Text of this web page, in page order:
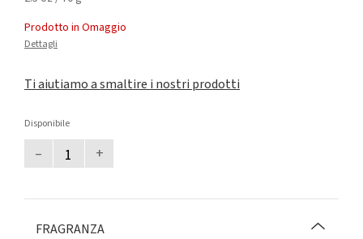
Prodotto in Omaggio
Dettagli
Ti aiutiamo a smaltire i nostri prodotti
Disponibile
– +
FRAGRANZA